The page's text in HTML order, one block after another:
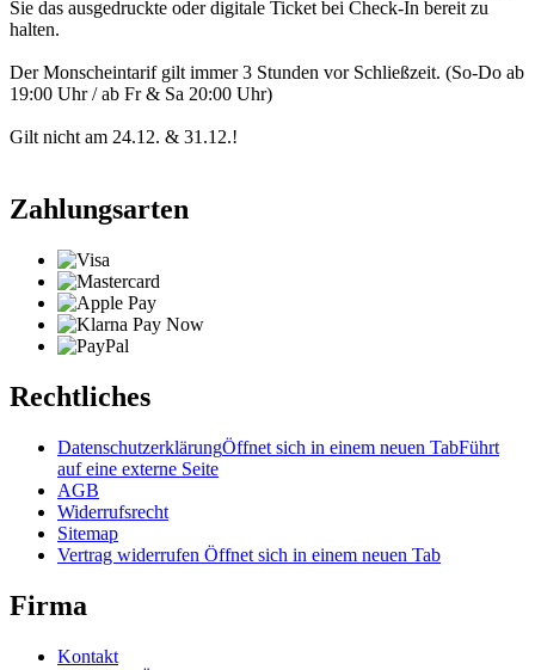
Sie das ausgedruckte oder digitale Ticket bei Check-In bereit zu
halten.
Der Monscheintarif gilt immer 3 Stunden vor Schließzeit. (So-Do ab
19:00 Uhr / ab Fr & Sa 20:00 Uhr)
Gilt nicht am 24.12. & 31.12.!
Zahlungsarten
Rechtliches
DatenschutzerklärungÖffnet sich in einem neuen TabFührt
auf eine externe Seite
AGB
Widerrufsrecht
Sitemap
Vertrag widerrufen Öffnet sich in einem neuen Tab
Firma
Kontakt